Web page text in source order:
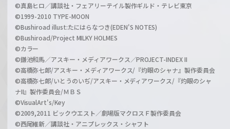
©真島ヒロ／講談社・フェアリーテイル製作ギルド・テレビ東京
©1999-2010 TYPE-MOON
©Bushiroad illust:たにはらなつき(EDEN'S NOTES)
©Bushiroad/Project MILKY HOLMES
©カラー
©鎌池和馬／アスキー・メディアワークス／PROJECT-INDEX II
©高橋弥七郎/アスキー・メディアワークス/『灼眼のシャナ』製作委員会
©高橋弥七郎/いとうのいぢ/アスキー・メディアワークス/『灼眼のシャ
ナII』製作委員会/ＭＢＳ
©VisualArt's/Key
©2009,2011 ビックウエスト／劇場版マクロスＦ製作委員会
©西尾維新／講談社・アニプレックス・シャフト